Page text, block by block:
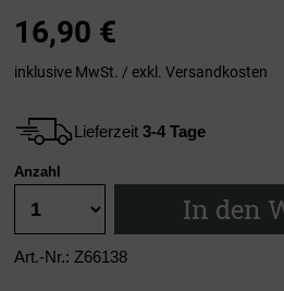
16,90 €
inklusive MwSt. / exkl. Versandkosten
Lieferzeit 3-4 Tage
Anzahl
In den
Art.-Nr.: Z66138